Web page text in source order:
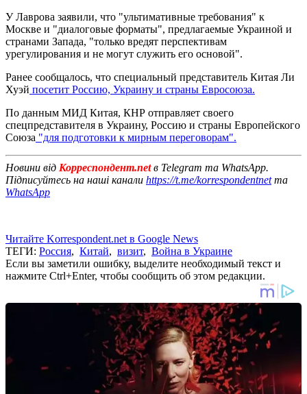
У Лаврова заявили, что "ультимативные требования" к
Москве и "диалоговые форматы", предлагаемые Украиной и
странами Запада, "только вредят перспективам
урегулирования и не могут служить его основой".
Ранее сообщалось, что специальный представитель Китая Ли
Хуэй посетит Россию, Украину и страны Евросоюза.
По данным МИД Китая, КНР отправляет своего
спецпредставителя в Украину, Россию и страны Европейского
Союза "для подготовки к мирным переговорам".
Новини від Корреспондент.netв Telegram та WhatsApp.
Підписуйтесь на наші канали https://t.me/korrespondentnetта
WhatsApp
Читайте Korrespondent.net в Google News
ТЕГИ: Россия, Китай, визит, Война в Украине
Если вы заметили ошибку, выделите необходимый текст и
нажмите Ctrl+Enter, чтобы сообщить об этом редакции.